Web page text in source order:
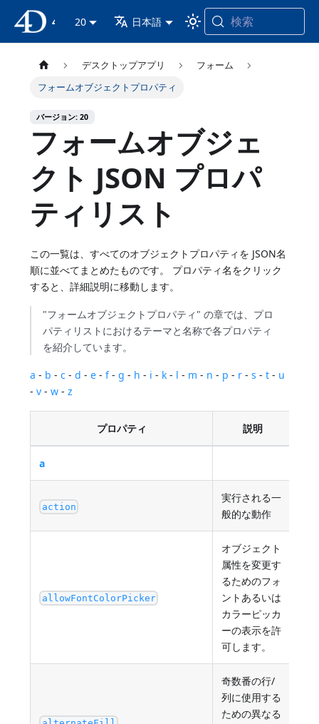
20 日本語 検索
デスクトップアプリ
フォーム
フォームオブジェクトプロパティ
バージョン: 20
フォームオブジェ
クト JSON プロパ
ティリスト
この一覧は、すべてのオブジェクトプロパティを JSON名
順に並べてまとめたものです。 プロパティ名をクリック
すると、詳細説明に移動します。
"フォームオブジェクトプロパティ" の章では、プロ
パティリストにおけるテーマと名称で各プロパティ
を紹介しています。
a - b -c -d -e -f-g - h - i - k - l - m - n - p - r -s -t - u
-v -w -z
プロパティ 説明
a
action
実行される一
般的な動作
allowFontColorPicker
オブジェクト
属性を変更す
るためのフォ
ントあるいは
カラーピッカ
ーの表示を許
可します。
奇数番の行/
列に使用する
ための異なる